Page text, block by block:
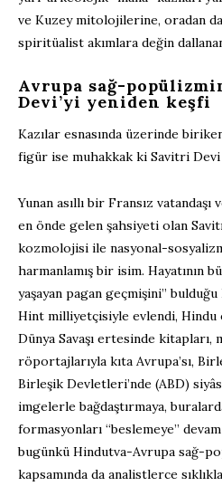
ve Kuzey mitolojilerine, oradan
spiritüalist akımlara değin
Avrupa sağ-
Devi’yi yeniden keşfi
Kazılar esnasında üzerinde
figür ise muhakkak ki Savitri
Yunan asıllı bir Fransız
en önde gelen şahsiyeti olan
kozmolojisi ile nasyonal-
harmanlamış bir isim. Hayatının
yaşayan pagan geçmişini”
Hint milliyetçisiyle evlendi, Hindu
Dünya Savaşı ertesinde kitapları,
röportajlarıyla kıta Avrupa’sı,
Birleşik Devletleri’nde (ABD)
imgelerle bağdaştırmaya,
formasyonları “beslemeye”
bugünkü Hindutva-Avrupa sağ-
kapsamında da analistlerce